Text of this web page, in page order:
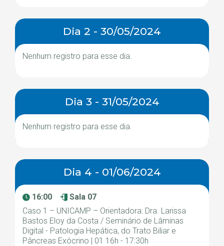
Dia 2 - 30/05/2024
Nenhum registro para esse dia.
Dia 3 - 31/05/2024
Nenhum registro para esse dia.
Dia 4 - 01/06/2024
16:00
Sala 07
Caso 1 – UNICAMP – Orientadora: Dra. Larissa
Bastos Eloy da Costa / Seminário de Lâminas
Digital - Patologia Hepática, do Trato Biliar e
Pâncreas Exócrino | 01 16h - 17:30h